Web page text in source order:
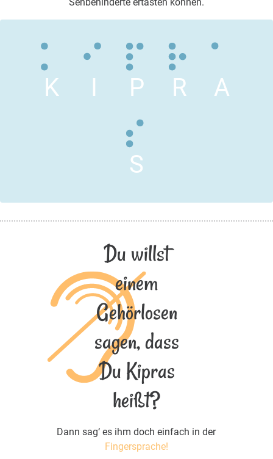
Sehbehinderte ertasten können.
K I P R A
S
Du willst
einem
Gehörlosen
sagen, dass
Du Kipras
heißt?
Dann sag‘ es ihm doch einfach in der
Fingersprache!